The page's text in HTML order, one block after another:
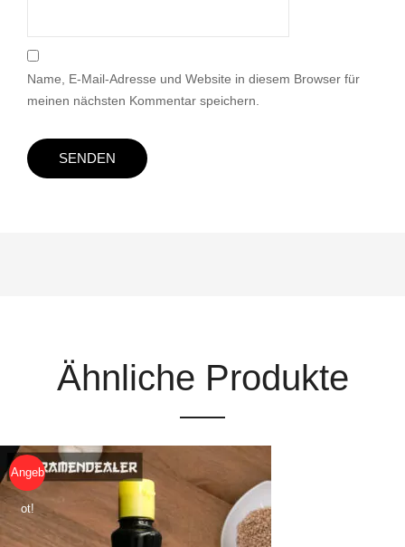
Name, E-Mail-Adresse und Website in diesem Browser für
meinen nächsten Kommentar speichern.
Ähnliche Produkte
Angeb
ot!